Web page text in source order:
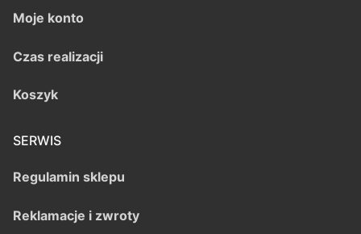
Moje konto
Czas realizacji
Koszyk
SERWIS
Regulamin sklepu
Reklamacje i zwroty